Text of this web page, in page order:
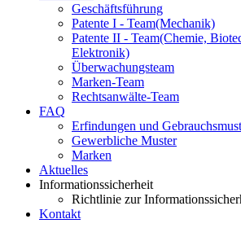
Geschäftsführung
Patente I - Team(Mechanik)
Patente II - Team(Chemie,
Elektronik)
Überwachungsteam
Marken-Team
Rechtsanwälte-Team
FAQ
Erfindungen und
Gewerbliche Muster
Marken
Aktuelles
Informationssicherheit
Richtlinie zur
Kontakt